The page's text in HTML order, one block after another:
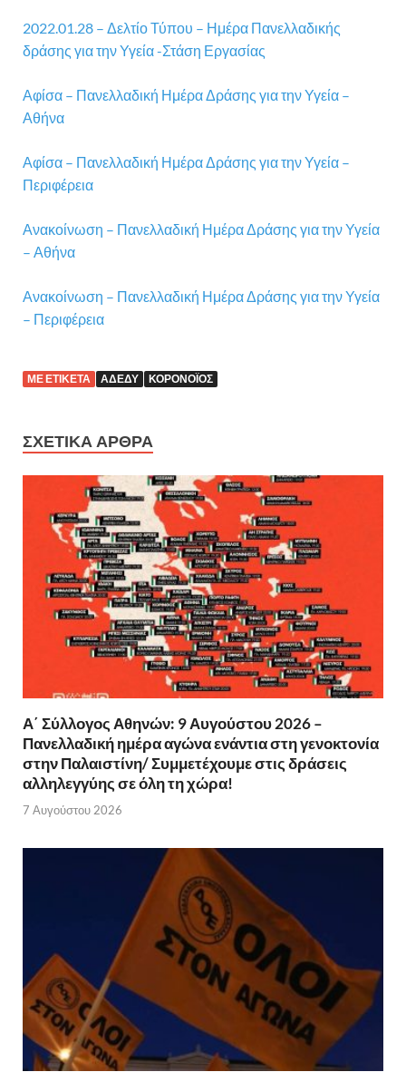
2022.01.28 – Δελτίο Τύπου – Ημέρα Πανελλαδικής
δράσης για την Υγεία -Στάση Εργασίας
Αφίσα – Πανελλαδική Ημέρα Δράσης για την Υγεία –
Αθήνα
Αφίσα – Πανελλαδική Ημέρα Δράσης για την Υγεία –
Περιφέρεια
Ανακοίνωση – Πανελλαδική Ημέρα Δράσης για την Υγεία
– Αθήνα
Ανακοίνωση – Πανελλαδική Ημέρα Δράσης για την Υγεία
– Περιφέρεια
ΜΕ ΕΤΙΚΈΤΑ ΑΔΕΔΥ ΚΟΡΟΝΟΪΌΣ
ΣΧΕΤΙΚΆ ΆΡΘΡΑ
Α΄ Σύλλογος Αθηνών: 9 Αυγούστου 2026 –
Πανελλαδική ημέρα αγώνα ενάντια στη γενοκτονία
στην Παλαιστίνη/ Συμμετέχουμε στις δράσεις
αλληλεγγύης σε όλη τη χώρα!
7 Αυγούστου 2026